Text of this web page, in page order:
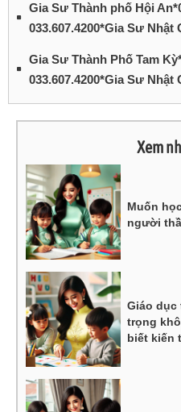
Gia Sư Thành phố Hội
033.607.4200*Gia Sư Nhật
Gia Sư Thành Phố Tam
033.607.4200*Gia Sư Nhật
Xem
Muốn
người
Giáo dục
trọng
biết kiến